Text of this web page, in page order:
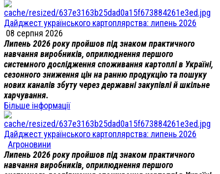
Дайджест українського картоплярства: липень 2026
08 серпня 2026
Липень 2026 року пройшов під знаком практичного
навчання виробників, оприлюднення першого
системного дослідження споживання картоплі в Україні,
сезонного зниження цін на ранню продукцію та пошуку
нових каналів збуту через державні закупівлі й шкільне
харчування.
Більше інформації
Дайджест українського картоплярства: липень 2026
Агроновини
Липень 2026 року пройшов під знаком практичного
навчання виробників, оприлюднення першого